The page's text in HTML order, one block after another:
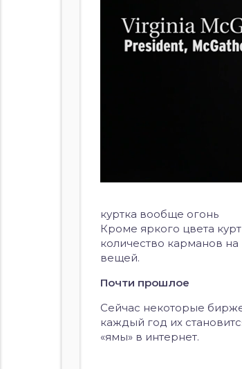
куртка вообще огонь
Кроме яркого цвета
количество карманов
вещей.
Почти прошлое
Сейчас некоторые
каждый год их
«ямы» в интернет.